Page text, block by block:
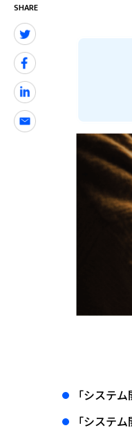
SHARE
「システ
「システ